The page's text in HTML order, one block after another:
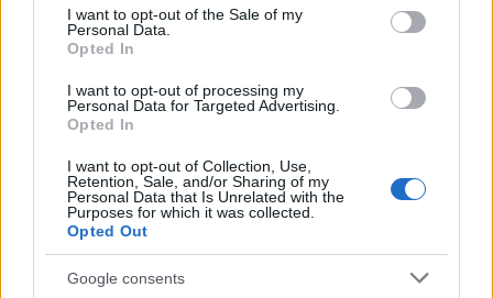
I want to opt-out of the Sale of my
Personal Data.
Opted In
I want to opt-out of processing my
Personal Data for Targeted Advertising.
Opted In
I want to opt-out of Collection, Use,
Retention, Sale, and/or Sharing of my
Personal Data that Is Unrelated with the
Purposes for which it was collected.
Opted Out
Google consents
essere evitate rivolgendosi all’ideologia e
impegnando l’Idea russa adesso. Dopo aver
ideologicamente,ce la faremo senza armi
nucleari. In nome del Presidente e per il bene del
Popolo. Se abbiamo qualche lamentela da fare, è
nei confronti dell’élite al potere, che sta già
correndo in giro e tradendo la Guida Suprema,
uno ad uno. Solo noi – i patrioti russi e il popolo
russo – gli siamo fedeli.